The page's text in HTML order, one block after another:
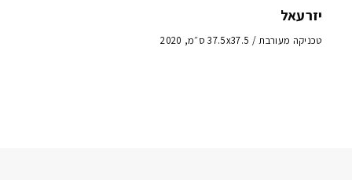
יזרעאל
טכניקה מעורבת / 37.5x37.5 ס״מ, 2020